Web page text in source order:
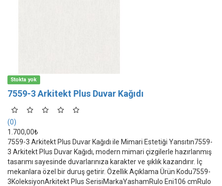
Stokta yok
7559-3 Arkitekt Plus Duvar Kağıdı
(0)
1.700,00₺
7559-3 Arkitekt Plus Duvar Kağıdı ile Mimari Estetiği Yansıtın7559-
3 Arkitekt Plus Duvar Kağıdı, modern mimari çizgilerle hazırlanmış
tasarımı sayesinde duvarlarınıza karakter ve şıklık kazandırır. İç
mekanlara özel bir duruş getirir. Özellik Açıklama Ürün Kodu7559-
3KoleksiyonArkitekt Plus SerisiMarkaYashamRulo Eni106 cmRulo